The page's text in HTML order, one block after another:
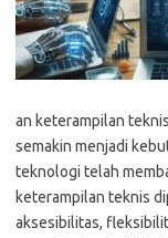
an keterampilan
semakin menjadi
teknologi telah
keterampilan teknis
aksesibilitas,